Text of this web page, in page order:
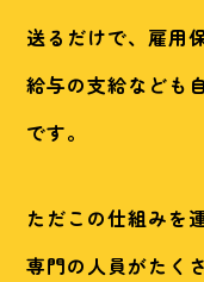
送るだけで、雇用
給与の支給なども
です。
ただこの仕組みを
専門の人員がたく